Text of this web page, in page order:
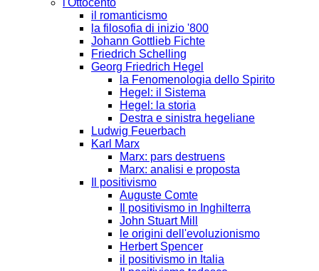
il romanticismo
la filosofia di inizio '800
Johann Gottlieb Fichte
Friedrich Schelling
Georg Friedrich Hegel
la Fenomenologia dello Spirito
Hegel: il Sistema
Hegel: la storia
Destra e sinistra hegeliane
Ludwig Feuerbach
Karl Marx
Marx: pars destruens
Marx: analisi e proposta
Il positivismo
Auguste Comte
Il positivismo in Inghilterra
John Stuart Mill
le origini dell'evoluzionismo
Herbert Spencer
il positivismo in Italia